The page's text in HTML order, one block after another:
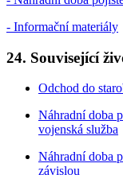
- Informační materiály
24. Související
Odchod do
Náhradní doba
vojenská služba
Náhradní doba
závislou